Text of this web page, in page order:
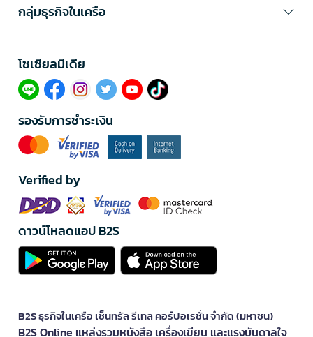
กลุ่มธุรกิจในเครือ
โซเซียลมีเดีย​
รองรับการชำระเงิน
Verified by
ดาวน์โหลดแอป B2S
B2S ธุรกิจในเครือ เซ็นทรัล รีเทล คอร์ปอเรชั่น จำกัด (มหาชน)
B2S Online แหล่งรวมหนังสือ เครื่องเขียน และแรงบันดาลใจ